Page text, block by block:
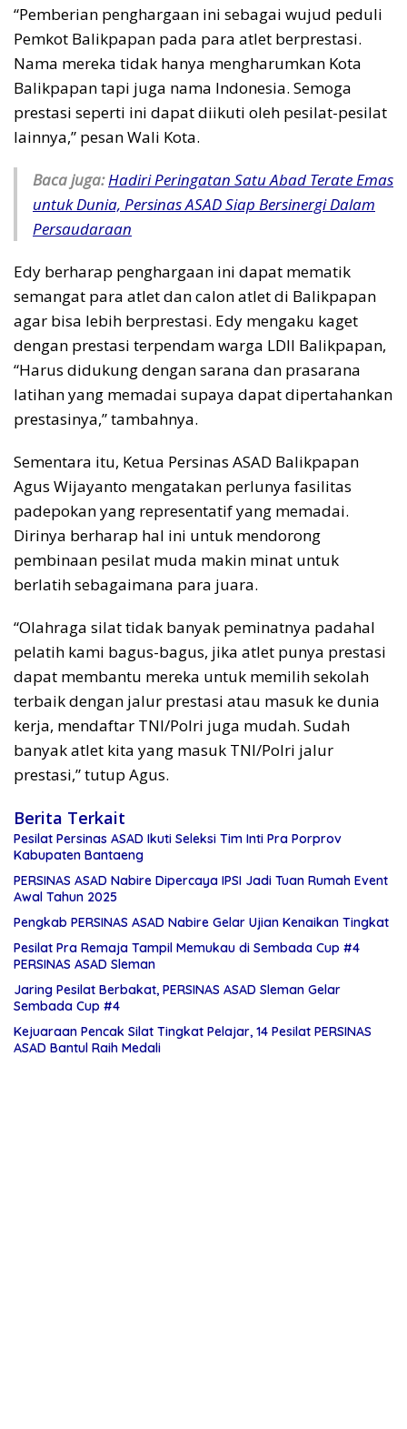
“Pemberian penghargaan ini sebagai wujud peduli
Pemkot Balikpapan pada para atlet berprestasi.
Nama mereka tidak hanya mengharumkan Kota
Balikpapan tapi juga nama Indonesia. Semoga
prestasi seperti ini dapat diikuti oleh pesilat-pesilat
lainnya,” pesan Wali Kota.
Baca juga:Hadiri Peringatan Satu Abad Terate Emas
untuk Dunia, Persinas ASAD Siap Bersinergi Dalam
Persaudaraan
Edy berharap penghargaan ini dapat mematik
semangat para atlet dan calon atlet di Balikpapan
agar bisa lebih berprestasi. Edy mengaku kaget
dengan prestasi terpendam warga LDII Balikpapan,
“Harus didukung dengan sarana dan prasarana
latihan yang memadai supaya dapat dipertahankan
prestasinya,” tambahnya.
Sementara itu, Ketua Persinas ASAD Balikpapan
Agus Wijayanto mengatakan perlunya fasilitas
padepokan yang representatif yang memadai.
Dirinya berharap hal ini untuk mendorong
pembinaan pesilat muda makin minat untuk
berlatih sebagaimana para juara.
“Olahraga silat tidak banyak peminatnya padahal
pelatih kami bagus-bagus, jika atlet punya prestasi
dapat membantu mereka untuk memilih sekolah
terbaik dengan jalur prestasi atau masuk ke dunia
kerja, mendaftar TNI/Polri juga mudah. Sudah
banyak atlet kita yang masuk TNI/Polri jalur
prestasi,” tutup Agus.
Berita Terkait
Pesilat Persinas ASAD Ikuti Seleksi Tim Inti Pra Porprov
Kabupaten Bantaeng
PERSINAS ASAD Nabire Dipercaya IPSI Jadi Tuan Rumah Event
Awal Tahun 2025
Pengkab PERSINAS ASAD Nabire Gelar Ujian Kenaikan Tingkat
Pesilat Pra Remaja Tampil Memukau di Sembada Cup #4
PERSINAS ASAD Sleman
Jaring Pesilat Berbakat, PERSINAS ASAD Sleman Gelar
Sembada Cup #4
Kejuaraan Pencak Silat Tingkat Pelajar, 14 Pesilat PERSINAS
ASAD Bantul Raih Medali